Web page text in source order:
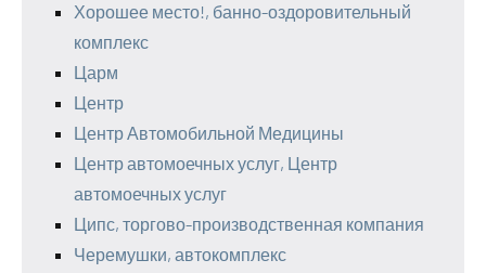
Хорошее место!, банно-оздоровительный
комплекс
Царм
Центр
Центр Автомобильной Медицины
Центр автомоечных услуг, Центр
автомоечных услуг
Ципс, торгово-производственная компания
Черемушки, автокомплекс